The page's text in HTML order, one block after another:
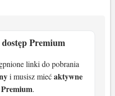
7(SP1)/8.1 64-bit
1 GB GeForce GTX
dostęp Premium
linki do pobrania
i musisz miećaktywne
.